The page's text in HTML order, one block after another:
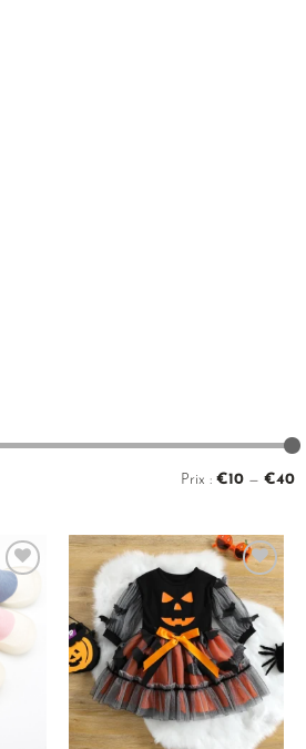
Prix : €10 — €40
à la
souhaits
Ajouter
à la
liste de
souhaits